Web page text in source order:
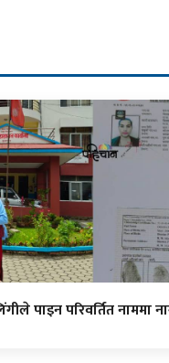
पाइन परिवर्तित नाममा